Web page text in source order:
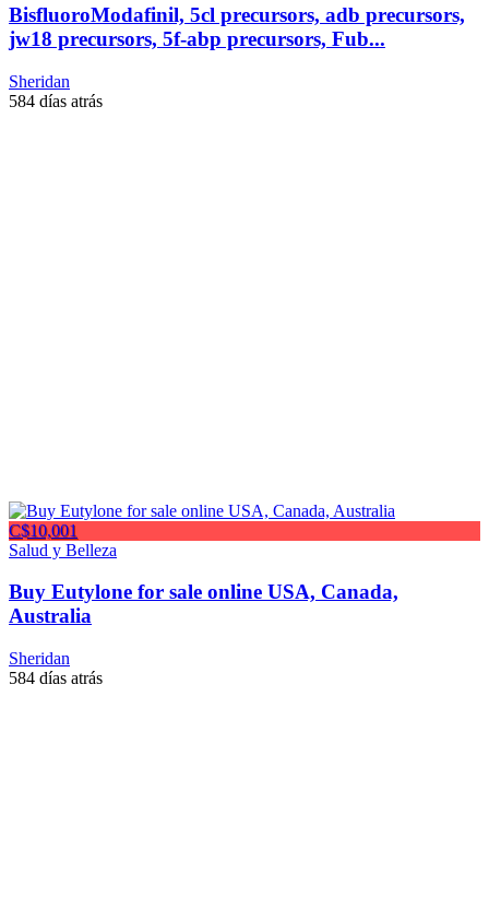
BisfluoroModafinil, 5cl precursors, adb precursors,
jw18 precursors, 5f-abp precursors, Fub...
Sheridan
584 días atrás
C$10,001
Salud y Belleza
Buy Eutylone for sale online USA, Canada,
Australia
Sheridan
584 días atrás